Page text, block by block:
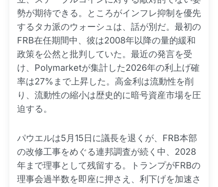
勢が期待できる。ところがインフレ抑制を優先
するタカ派のウォーシュは、話が別だ。最初の
FRB在任期間中、彼は2008年以降の量的緩和
政策を公然と批判していた。最近の発言を受
け、Polymarketが集計した2026年の利上げ確
率は27%まで上昇した。高金利は流動性を削
り、流動性の縮小は歴史的に暗号資産市場を圧
迫する。
パウエルは5月15日に議長を退くが、FRB本部
の改修工事をめぐる連邦調査が続く中、2028
年まで理事として残留する。トランプがFRBの
理事会過半数を即座に押さえ、利下げを加速さ